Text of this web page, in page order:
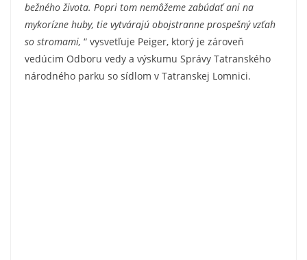
bežného života. Popri tom nemôžeme zabúdať ani na
mykorízne huby, tie vytvárajú obojstranne prospešný vzťah
so stromami, “ vysvetľuje Peiger, ktorý je zároveň
vedúcim Odboru vedy a výskumu Správy Tatranského
národného parku so sídlom v Tatranskej Lomnici.